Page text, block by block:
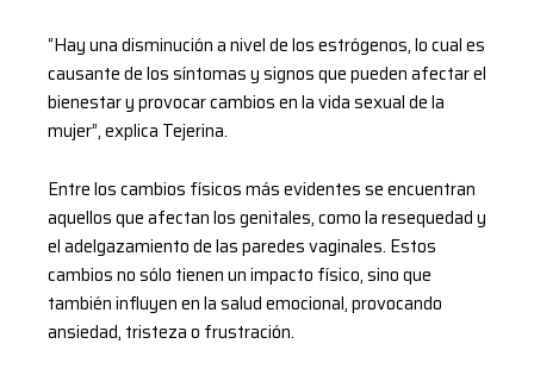
“Hay una disminución a nivel de los estrógenos, lo cual es
causante de los síntomas y signos que pueden afectar el
bienestar y provocar cambios en la vida sexual de la
mujer”, explica Tejerina.
Entre los cambios físicos más evidentes se encuentran
aquellos que afectan los genitales, como la resequedad y
el adelgazamiento de las paredes vaginales. Estos
cambios no sólo tienen un impacto físico, sino que
también influyen en la salud emocional, provocando
ansiedad, tristeza o frustración.